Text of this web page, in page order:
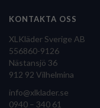
KONTAKTA OSS
XLKläder Sverige AB
556860-9126
Nästansjö 36
912 92 Vilhelmina
info@xlklader.se
0940 – 340 61